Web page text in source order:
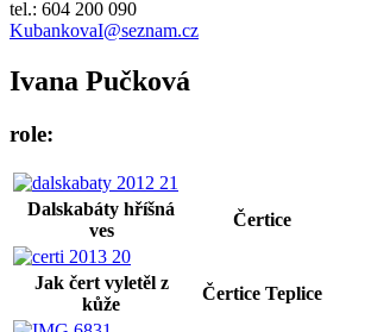
tel.: 604 200 090
KubankovaI@seznam.cz
Ivana Pučková
role:
Dalskabáty hříšná
ves
Čertice
Jak čert vyletěl z
kůže
Čertice Teplice